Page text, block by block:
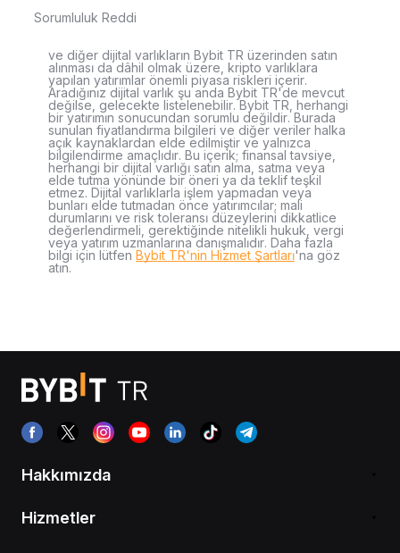
Sorumluluk Reddi
ve diğer dijital varlıkların Bybit TR üzerinden satın
alınması da dâhil olmak üzere, kripto varlıklara
yapılan yatırımlar önemli piyasa riskleri içerir.
Aradığınız dijital varlık şu anda Bybit TR'de mevcut
değilse, gelecekte listelenebilir. Bybit TR, herhangi
bir yatırımın sonucundan sorumlu değildir. Burada
sunulan fiyatlandırma bilgileri ve diğer veriler halka
açık kaynaklardan elde edilmiştir ve yalnızca
bilgilendirme amaçlıdır. Bu içerik; finansal tavsiye,
herhangi bir dijital varlığı satın alma, satma veya
elde tutma yönünde bir öneri ya da teklif teşkil
etmez. Dijital varlıklarla işlem yapmadan veya
bunları elde tutmadan önce yatırımcılar; mali
durumlarını ve risk toleransı düzeylerini dikkatlice
değerlendirmeli, gerektiğinde nitelikli hukuk, vergi
veya yatırım uzmanlarına danışmalıdır. Daha fazla
bilgi için lütfen Bybit TR'nin Hizmet Şartları'na göz
atın.
Hakkımızda
Hizmetler